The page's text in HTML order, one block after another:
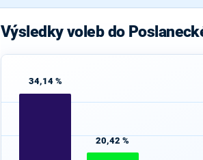
Výsledky voleb do
34,14 %
20,42 %